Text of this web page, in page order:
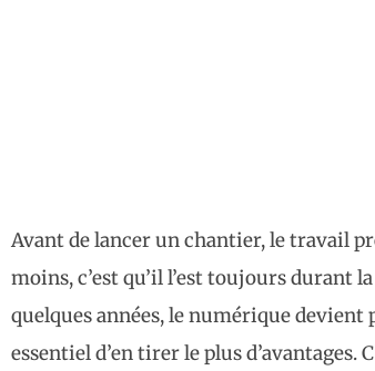
Avant de lancer un chantier, le travail
moins, c’est qu’il l’est toujours durant
quelques années, le numérique
essentiel d’en tirer le plus